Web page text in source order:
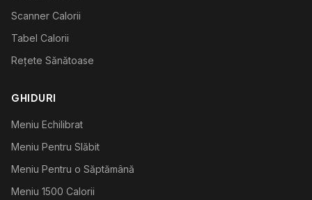
Scanner Calorii
Tabel Calorii
Rețete Sănătoase
GHIDURI
Meniu Echilibrat
Meniu Pentru Slăbit
Meniu Pentru o Săptămână
Meniu 1500 Calorii